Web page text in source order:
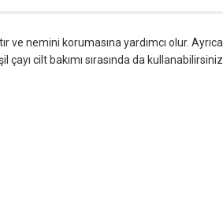
ve nemini korumasına yardımcı olur. Ayrıca
çayı cilt bakımı sırasında da kullanabilirsiniz.